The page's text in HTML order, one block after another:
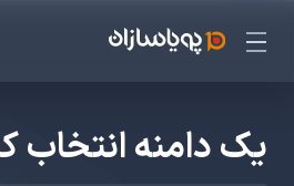
یک دامنه انتخاب